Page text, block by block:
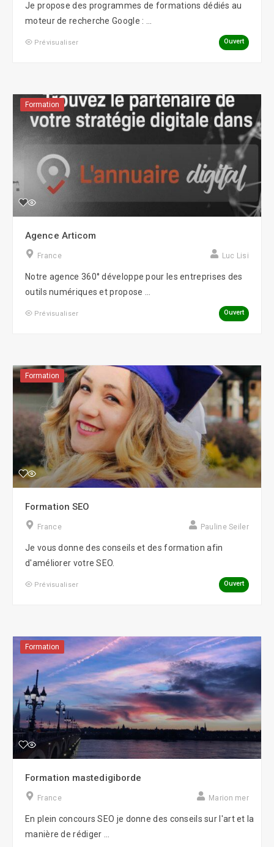
Je propose des programmes de formations dédiés au
moteur de recherche Google : ...
Prévisualiser Ouvert
Formation
Agence Articom
France Luc Lisi
Notre agence 360° développe pour les entreprises des
outils numériques et propose ...
Prévisualiser Ouvert
Formation
Formation SEO
France Pauline Seiler
Je vous donne des conseils et des formation afin
d'améliorer votre SEO.
Prévisualiser Ouvert
Formation
Formation mastedigiborde
France Marion mer
En plein concours SEO je donne des conseils sur l'art et la
manière de rédiger ...